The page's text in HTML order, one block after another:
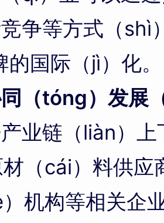
争等方式（shì
的国际（jì）化。
（tóng）发展
业链（liàn）
材（cái）料供
机构等相关企